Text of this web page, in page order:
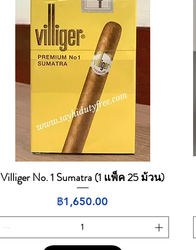
ดูข้อมูลด่วน
Villiger No. 1 Sumatra (1 แพ็ค 25 ม้วน)
ราคา
฿1,650.00